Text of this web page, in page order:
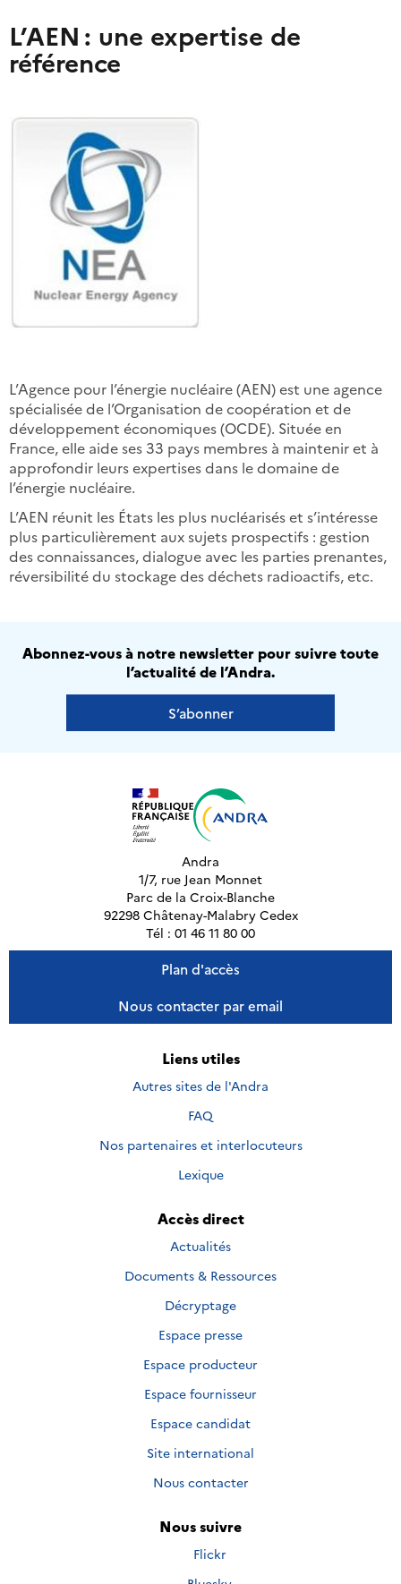
L’AEN : une expertise de
référence
L’Agence pour l’énergie nucléaire (AEN) est une agence
spécialisée de l’Organisation de coopération et de
développement économiques (OCDE). Située en
France, elle aide ses 33 pays membres à maintenir et à
approfondir leurs expertises dans le domaine de
l’énergie nucléaire.
L’AEN réunit les États les plus nucléarisés et s’intéresse
plus particulièrement aux sujets prospectifs : gestion
des connaissances, dialogue avec les parties prenantes,
réversibilité du stockage des déchets radioactifs, etc.
Abonnez-vous à notre newsletter pour suivre toute
l’actualité de l’Andra.
S’abonner
Andra
1/7, rue Jean Monnet
Parc de la Croix-Blanche
92298 Châtenay-Malabry Cedex
Tél : 01 46 11 80 00
Plan d'accès
Nous contacter par email
Liens utiles
Autres sites de l'Andra
FAQ
Nos partenaires et interlocuteurs
Lexique
Accès direct
Actualités
Documents & Ressources
Décryptage
Espace presse
Espace producteur
Espace fournisseur
Espace candidat
Site international
Nous contacter
Nous suivre
Nous
Flickr